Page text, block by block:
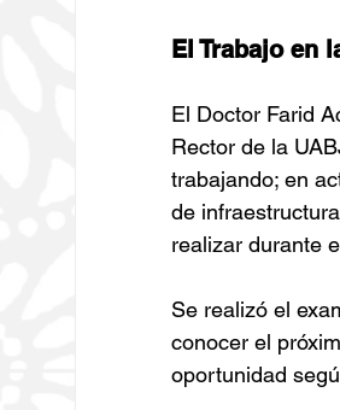
El Trabajo en
El Doctor Farid
Rector de la
trabajando; en
de
realizar durante
Se realizó el
conocer el
oportunidad